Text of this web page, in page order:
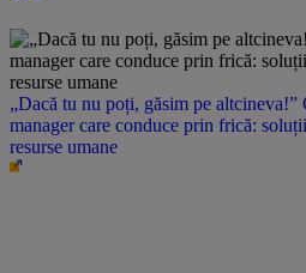
„Dacă tu nu poți, găsim pe altcineva!”
manager care conduce prin frică:
resurse umane